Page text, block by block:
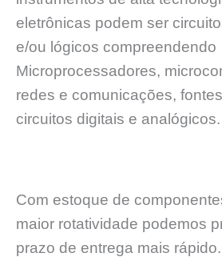
eletrônicas podem ser
e/ou lógicos compreendendo
Microprocessadores,
redes e comunicações,
circuitos digitais e analógicos.
Com estoque de
maior rotatividade podemos
prazo de entrega mais rápido.